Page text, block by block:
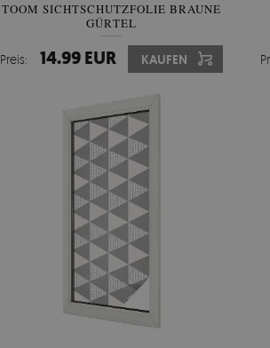
TOOM SICHTSCHUTZFOLIE BRAUNE
GÜRTEL
Preis: 14.99 EUR KAUFEN